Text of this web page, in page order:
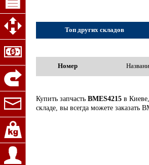
Топ других складов
Номер
Купить запчастьBMES4215 в
складе, вы всегда можете заказать